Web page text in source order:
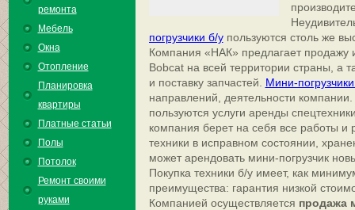
ремонта
Мебель
Окна
Отопление
Планировка
квартиры
Платные статьи
Полы
Потолок
Ремонт своими
руками
погрузчики б/упользуются столь же
Компания «НАК» предлагает продажу
Bobcat на всей территории страны, а
и поставку запчастей. Мини-
направлений, деятельности
пользуются услуги аренды
компания берет на себя все работы и
техники в исправном состоянии,
может арендовать мини-погрузчик
Покупка техники б/у имеет, как
преимущества: гарантия низкой
Компанией осуществляется продажа